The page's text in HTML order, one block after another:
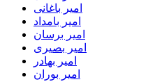
امیر باغانی
امیر بامداد
امیر برسان
امیر بصیری
امیر بهادر
امیر بوران